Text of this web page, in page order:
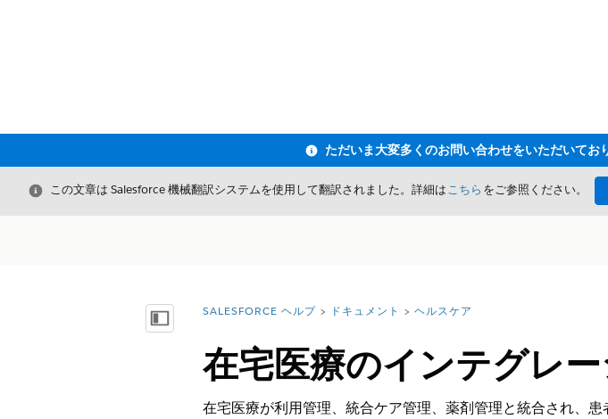
閉じる
この文章は Salesforce 機械翻訳システムを使用して翻訳されました。詳細はこちら をご参照ください。
目次を表示詳細情報:
SALESFORCE ヘルプ ドキュメント ヘルスケア
在宅医療のインテグレ
在宅医療が利用管理、統合ケア管理、薬剤管理と統合され、